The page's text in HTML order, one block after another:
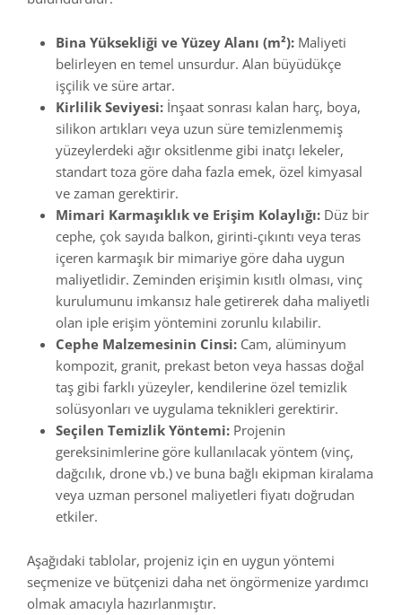
Bina Yüksekliği ve Yüzey Alanı (m²): Maliyeti
belirleyen en temel unsurdur. Alan büyüdükçe
işçilik ve süre artar.
Kirlilik Seviyesi: İnşaat sonrası kalan harç, boya,
silikon artıkları veya uzun süre temizlenmemiş
yüzeylerdeki ağır oksitlenme gibi inatçı lekeler,
standart toza göre daha fazla emek, özel kimyasal
ve zaman gerektirir.
Mimari Karmaşıklık ve Erişim Kolaylığı: Düz bir
cephe, çok sayıda balkon, girinti-çıkıntı veya teras
içeren karmaşık bir mimariye göre daha uygun
maliyetlidir. Zeminden erişimin kısıtlı olması, vinç
kurulumunu imkansız hale getirerek daha maliyetli
olan iple erişim yöntemini zorunlu kılabilir.
Cephe Malzemesinin Cinsi: Cam, alüminyum
kompozit, granit, prekast beton veya hassas doğal
taş gibi farklı yüzeyler, kendilerine özel temizlik
solüsyonları ve uygulama teknikleri gerektirir.
Seçilen Temizlik Yöntemi: Projenin
gereksinimlerine göre kullanılacak yöntem (vinç,
dağcılık, drone vb.) ve buna bağlı ekipman kiralama
veya uzman personel maliyetleri fiyatı doğrudan
etkiler.
Aşağıdaki tablolar, projeniz için en uygun yöntemi
seçmenize ve bütçenizi daha net öngörmenize yardımcı
olmak amacıyla hazırlanmıştır.